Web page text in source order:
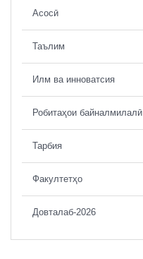
Асосӣ
Таълим
Илм ва инноватсия
Робитаҳои байналмилалӣ
Тарбия
Факултетҳо
Довталаб-2026